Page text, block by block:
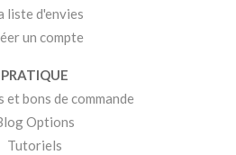
liste d'envies
un compte
PRATIQUE
et bons de commande
Options
Tutoriels